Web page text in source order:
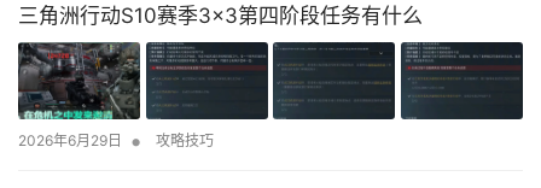
三角洲行动S10赛季3×3第四阶段任务有什么
2026年6月29日 • 攻略技巧